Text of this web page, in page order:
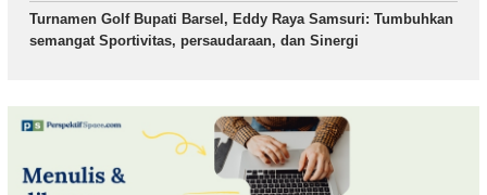
Turnamen Golf Bupati Barsel, Eddy Raya Samsuri: Tumbuhkan
semangat Sportivitas, persaudaraan, dan Sinergi